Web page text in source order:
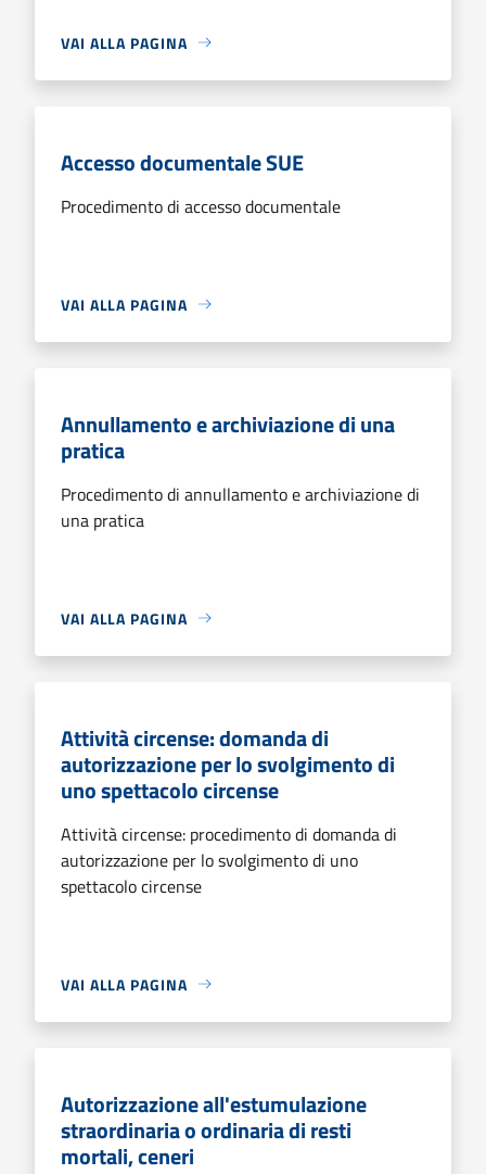
VAI ALLA PAGINA
Accesso documentale SUE
Procedimento di accesso documentale
VAI ALLA PAGINA
Annullamento e archiviazione di una
pratica
Procedimento di annullamento e archiviazione di
una pratica
VAI ALLA PAGINA
Attività circense: domanda di
autorizzazione per lo svolgimento di
uno spettacolo circense
Attività circense: procedimento di domanda di
autorizzazione per lo svolgimento di uno
spettacolo circense
VAI ALLA PAGINA
Autorizzazione all'estumulazione
straordinaria o ordinaria di resti
mortali, ceneri